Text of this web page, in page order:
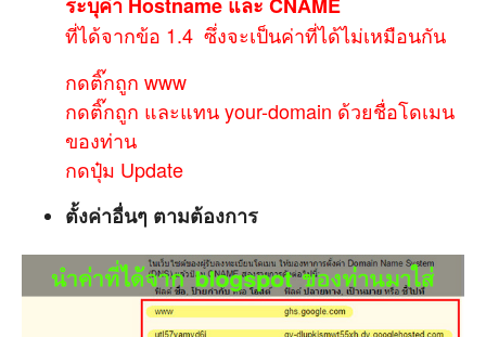
ที่ได้จากข้อ 1.4 ซึ่งจะเป็นค่าที่ได้ไม่เหมือนกัน
กดติ๊กถูก www
กดติ๊กถูก และแทน your-domain ด้วยชื่อโดเมน
ของท่าน
กดปุ๋ม Update
ตั้งค่าอื่นๆ ตามต้องการ